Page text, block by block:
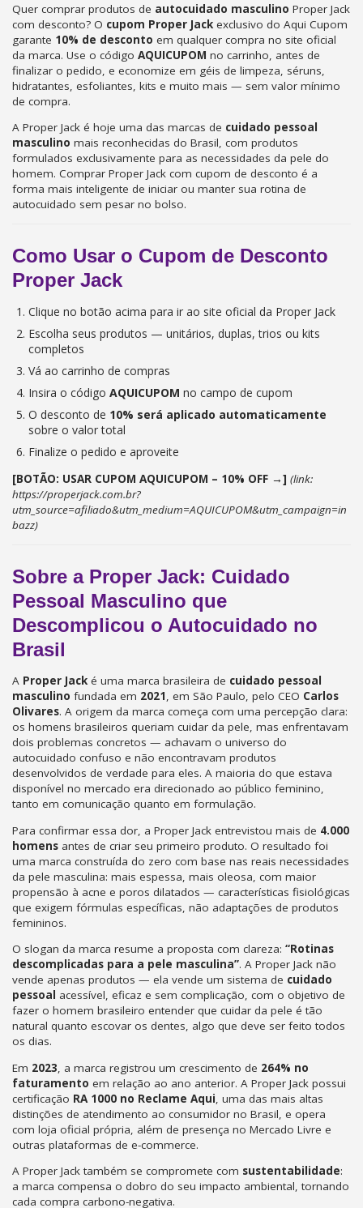
Quer comprar produtos de autocuidado masculino Proper Jack
com desconto? O cupom Proper Jack exclusivo do Aqui Cupom
garante 10% de desconto em qualquer compra no site oficial
da marca. Use o código AQUICUPOM no carrinho, antes de
finalizar o pedido, e economize em géis de limpeza, séruns,
hidratantes, esfoliantes, kits e muito mais — sem valor mínimo
de compra.
A Proper Jack é hoje uma das marcas de cuidado pessoal
masculino mais reconhecidas do Brasil, com produtos
formulados exclusivamente para as necessidades da pele do
homem. Comprar Proper Jack com cupom de desconto é a
forma mais inteligente de iniciar ou manter sua rotina de
autocuidado sem pesar no bolso.
Como Usar o Cupom de Desconto
Proper Jack
Clique no botão acima para ir ao site oficial da Proper Jack
Escolha seus produtos — unitários, duplas, trios ou kits
completos
Vá ao carrinho de compras
Insira o código AQUICUPOM no campo de cupom
O desconto de 10% será aplicado automaticamente
sobre o valor total
Finalize o pedido e aproveite
[BOTÃO: USAR CUPOM AQUICUPOM – 10% OFF →] (link:
https://properjack.com.br?
utm_source=afiliado&utm_medium=AQUICUPOM&utm_campaign=in
bazz)
Sobre a Proper Jack: Cuidado
Pessoal Masculino que
Descomplicou o Autocuidado no
Brasil
A Proper Jack é uma marca brasileira de cuidado pessoal
masculino fundada em 2021, em São Paulo, pelo CEO Carlos
Olivares. A origem da marca começa com uma percepção clara:
os homens brasileiros queriam cuidar da pele, mas enfrentavam
dois problemas concretos — achavam o universo do
autocuidado confuso e não encontravam produtos
desenvolvidos de verdade para eles. A maioria do que estava
disponível no mercado era direcionado ao público feminino,
tanto em comunicação quanto em formulação.
Para confirmar essa dor, a Proper Jack entrevistou mais de 4.000
homens antes de criar seu primeiro produto. O resultado foi
uma marca construída do zero com base nas reais necessidades
da pele masculina: mais espessa, mais oleosa, com maior
propensão à acne e poros dilatados — características fisiológicas
que exigem fórmulas específicas, não adaptações de produtos
femininos.
O slogan da marca resume a proposta com clareza: “Rotinas
descomplicadas para a pele masculina”. A Proper Jack não
vende apenas produtos — ela vende um sistema de cuidado
pessoal acessível, eficaz e sem complicação, com o objetivo de
fazer o homem brasileiro entender que cuidar da pele é tão
natural quanto escovar os dentes, algo que deve ser feito todos
os dias.
Em 2023, a marca registrou um crescimento de 264% no
faturamento em relação ao ano anterior. A Proper Jack possui
certificação RA 1000 no Reclame Aqui, uma das mais altas
distinções de atendimento ao consumidor no Brasil, e opera
com loja oficial própria, além de presença no Mercado Livre e
outras plataformas de e-commerce.
A Proper Jack também se compromete com sustentabilidade:
a marca compensa o dobro do seu impacto ambiental, tornando
cada compra carbono-negativa.